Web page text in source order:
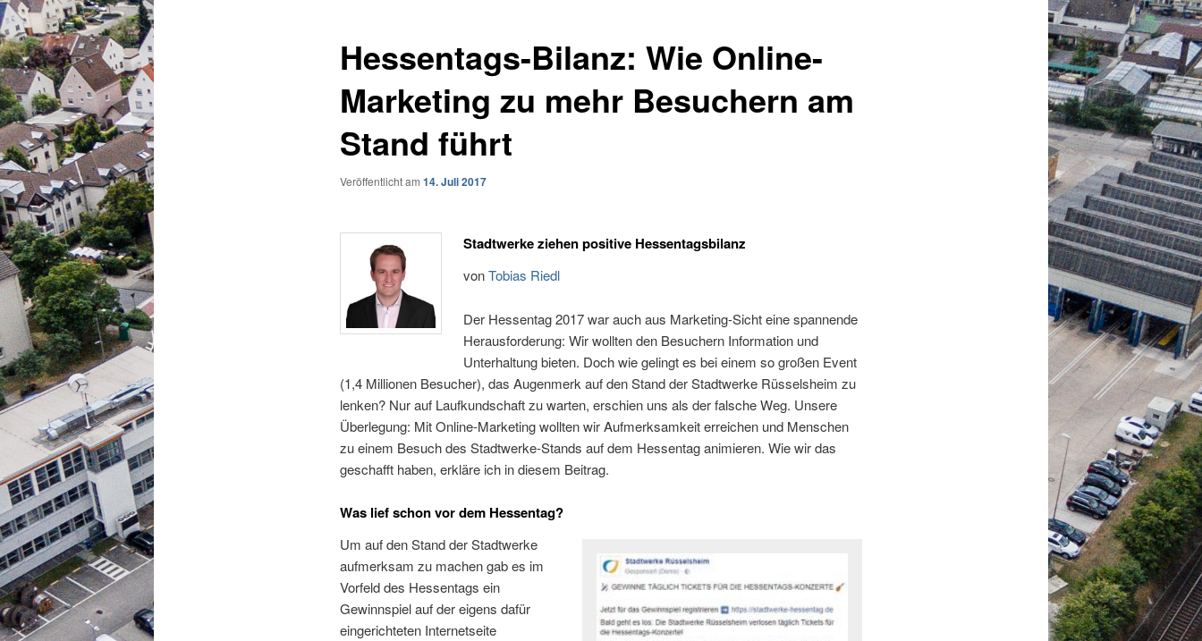
Hessentags-Bilanz: Wie Online-
Marketing zu mehr Besuchern am
Stand führt
Veröffentlicht am 14. Juli 2017
Stadtwerke ziehen positive Hessentagsbilanz
vonTobias Riedl
Der Hessentag 2017 war auch aus Marketing-Sicht eine spannende
Herausforderung: Wir wollten den Besuchern Information und
Unterhaltung bieten. Doch wie gelingt es bei einem so großen Event
(1,4 Millionen Besucher), das Augenmerk auf den Stand der Stadtwerke Rüsselsheim zu
lenken? Nur auf Laufkundschaft zu warten, erschien uns als der falsche Weg. Unsere
Überlegung: Mit Online-Marketing wollten wir Aufmerksamkeit erreichen und Menschen
zu einem Besuch des Stadtwerke-Stands auf dem Hessentag animieren. Wie wir das
geschafft haben, erkläre ich in diesem Beitrag.
Was lief schon vor dem Hessentag?
Um auf den Stand der Stadtwerke
aufmerksam zu machen gab es im
Vorfeld des Hessentags ein
Gewinnspiel auf der eigens dafür
eingerichteten Internetseite